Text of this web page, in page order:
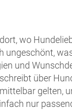
wo
ungeschönt,
und
über
gelten,
nur